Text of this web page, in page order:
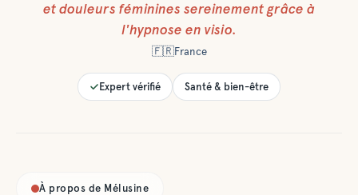
et douleurs féminines sereinement grâce à
l'hypnose en visio.
🇫🇷France
Expert vérifié Santé & bien-être
À propos de Mélusine